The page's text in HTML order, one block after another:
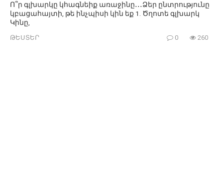
Ո՞ր գլխարկը կհագնեիք առաջինը․․․Ձեր ընտրությունը
կբացահայտի, թե ինչպիսի կին եք 1. Ծղոտե գլխարկ
Կինը,
ԹԵՍՏԵՐ 0 260